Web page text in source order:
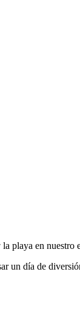
playa en nuestro
un día de